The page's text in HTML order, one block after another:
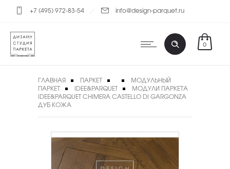
+7 (495) 972-83-54 info@design-parquet.ru
0
ГЛАВНАЯ ПАРКЕТ
МОДУЛЬНЫЙ
ПАРКЕТ
IDEE&PARQUET
МОДУЛИ ПАРКЕТА
IDEE&PARQUET CHIMERA CASTELLO DI GARGONZA
ДУБ КОЖА